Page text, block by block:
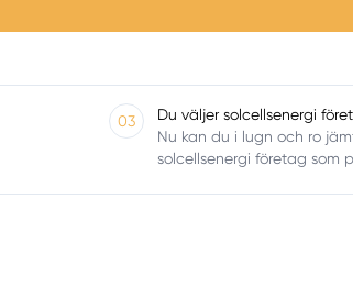
03
Du väljer solcellsenergi
Nu kan du i lugn och ro
solcellsenergi företag som